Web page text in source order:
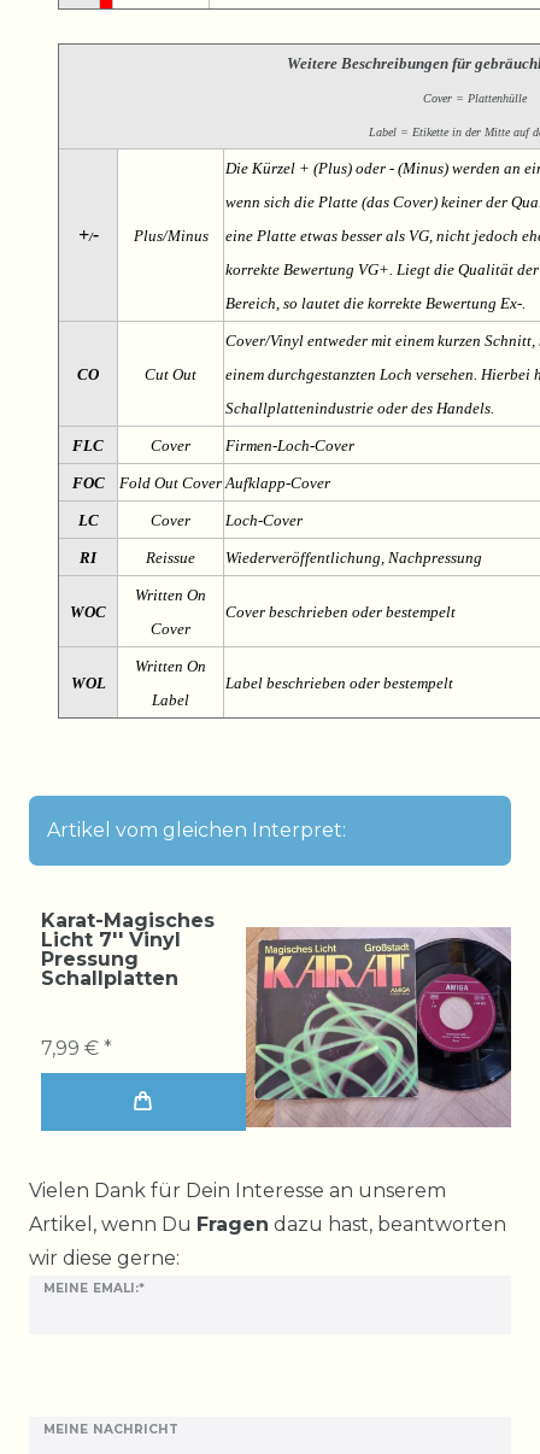
Weitere Beschreibungen für
Cover = Plattenhülle
Label = Etikette in der Mitte auf
+/- Plus/Minus
Die Kürzel + (Plus) oder - (Minus) werden an
wenn sich die Platte (das Cover) keiner der
eine Platte etwas besser als VG, nicht jedoch
korrekte Bewertung VG+. Liegt die Qualität
Bereich, so lautet die korrekte Bewertung Ex-.
CO Cut Out
Cover/Vinyl entweder mit einem kurzen
einem durchgestanzten Loch versehen. Hierbei
Schallplattenindustrie oder des Handels.
FLC Cover Firmen-Loch-Cover
FOC Fold Out Cover Aufklapp-Cover
LC Cover Loch-Cover
RI Reissue Wiederveröffentlichung, Nachpressung
WOC
Written On
Cover
Cover beschrieben oder bestempelt
WOL
Written On
Label
Label beschrieben oder bestempelt
Artikel vom gleichen Interpret:
Karat-Magisches
Licht 7'' Vinyl
Pressung
Schallplatten
7,99 € *
Vielen Dank für Dein Interesse an unserem
Artikel, wenn Du Fragen dazu hast, beantworten
wir diese gerne:
MEINE EMALI:*
MEINE NACHRICHT
Ceres::Template.mailFormHoneypotLabel